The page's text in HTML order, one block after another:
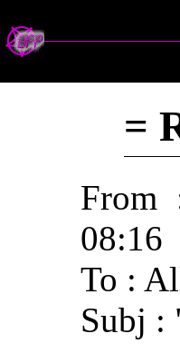
=
From
08:16
To :
Subj :